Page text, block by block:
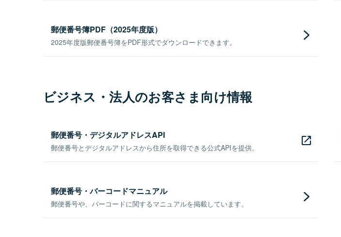
郵便番号簿PDF（2025年度版）
2025年度版郵便番号簿をPDF形式でダウンロードできます。
ビジネス・法人のお客さま向け情報
郵便番号・デジタルアドレスAPI
郵便番号とデジタルアドレスから住所を取得できる公式APIを提供。
郵便番号・バーコードマニュアル
郵便番号や、バーコードに関するマニュアルを掲載しています。